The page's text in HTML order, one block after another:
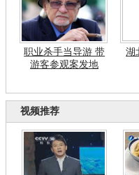
职业杀手当导游 带
游客参观案发地
湖
视频推荐